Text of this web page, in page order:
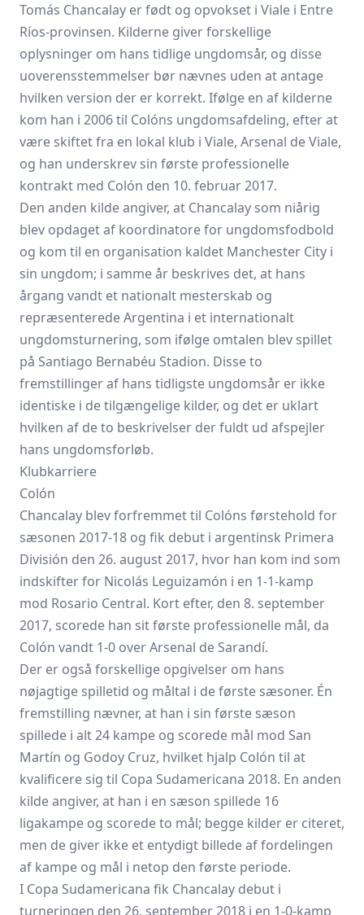
Tomás Chancalay er født og opvokset i Viale i Entre
Ríos-provinsen. Kilderne giver forskellige
oplysninger om hans tidlige ungdomsår, og disse
uoverensstemmelser bør nævnes uden at antage
hvilken version der er korrekt. Ifølge en af kilderne
kom han i 2006 til Colóns ungdomsafdeling, efter at
være skiftet fra en lokal klub i Viale, Arsenal de Viale,
og han underskrev sin første professionelle
kontrakt med Colón den 10. februar 2017.
Den anden kilde angiver, at Chancalay som niårig
blev opdaget af koordinatore for ungdomsfodbold
og kom til en organisation kaldet Manchester City i
sin ungdom; i samme år beskrives det, at hans
årgang vandt et nationalt mesterskab og
repræsenterede Argentina i et internationalt
ungdomsturnering, som ifølge omtalen blev spillet
på Santiago Bernabéu Stadion. Disse to
fremstillinger af hans tidligste ungdomsår er ikke
identiske i de tilgængelige kilder, og det er uklart
hvilken af de to beskrivelser der fuldt ud afspejler
hans ungdomsforløb.
Klubkarriere
Colón
Chancalay blev forfremmet til Colóns førstehold for
sæsonen 2017-18 og fik debut i argentinsk Primera
División den 26. august 2017, hvor han kom ind som
indskifter for Nicolás Leguizamón i en 1-1-kamp
mod Rosario Central. Kort efter, den 8. september
2017, scorede han sit første professionelle mål, da
Colón vandt 1-0 over Arsenal de Sarandí.
Der er også forskellige opgivelser om hans
nøjagtige spilletid og måltal i de første sæsoner. Én
fremstilling nævner, at han i sin første sæson
spillede i alt 24 kampe og scorede mål mod San
Martín og Godoy Cruz, hvilket hjalp Colón til at
kvalificere sig til Copa Sudamericana 2018. En anden
kilde angiver, at han i en sæson spillede 16
ligakampe og scorede to mål; begge kilder er citeret,
men de giver ikke et entydigt billede af fordelingen
af kampe og mål i netop den første periode.
I Copa Sudamericana fik Chancalay debut i
turneringen den 26. september 2018 i en 1-0-kamp